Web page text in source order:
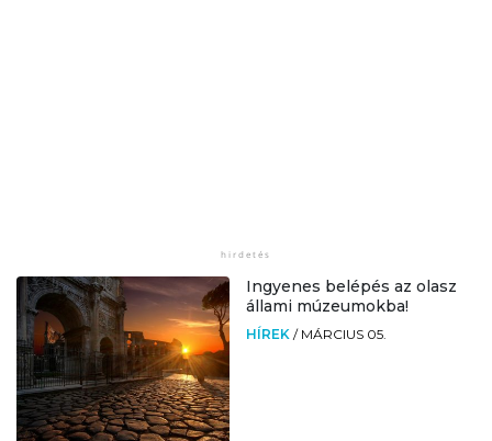
Ingyenes belépés az olasz
állami múzeumokba!
HÍREK / MÁRCIUS 05.